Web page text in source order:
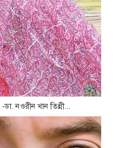
নওরীন খান তিন্নী...